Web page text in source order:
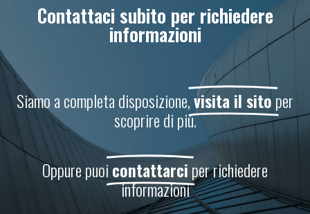
Contattaci subito per richiedere
informazioni
Siamo a completa disposizione,visita il sitoper
scoprire di più.
Oppure puoicontattarciper richiedere
informazioni